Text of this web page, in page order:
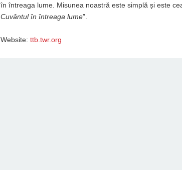
în întreaga lume. Misunea noastră este simplă și este
Cuvântul în întreaga lume”.
Website:ttb.twr.org